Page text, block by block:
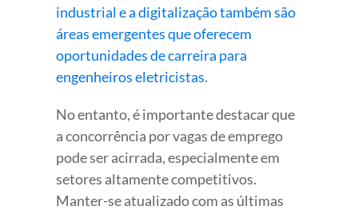
industrial e a digitalização também são
áreas emergentes que oferecem
oportunidades de carreira para
engenheiros eletricistas.
No entanto, é importante destacar que
a concorrência por vagas de emprego
pode ser acirrada, especialmente em
setores altamente competitivos.
Manter-se atualizado com as últimas